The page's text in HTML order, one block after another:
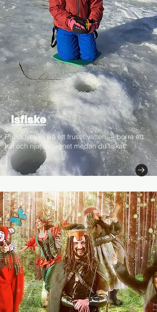
Isfiske
Prova lyckan på ett fruset vatten — borra ett
hål och njut av lugnet medan du fiskar.